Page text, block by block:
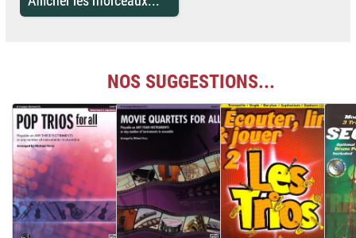
NOS SUGGESTIONS...